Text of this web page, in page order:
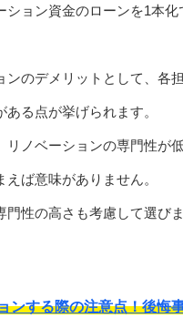
ョン資金のローンを1本化
のデメリットとして、各
る点が挙げられます。
ノベーションの専門性が低
ば意味がありません。
性の高さも考慮して選び
ンする際の注意点！後悔